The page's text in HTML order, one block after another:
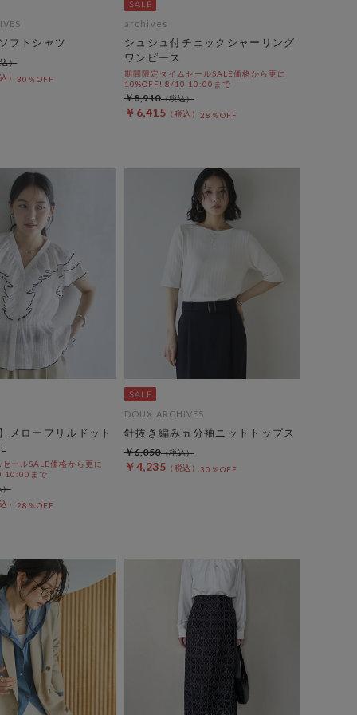
フトシャツ
30％OFF
archives
シュシュ付チェックシャーリング
ワンピース
期間限定タイムセールSALE価格から更に
10%OFF! 8/10 10:00まで
￥6,415 28％OFF
￥8,910
メローフリルドット
ールSALE価格から更に
10:00まで
28％OFF
DOUX ARCHIVES
針抜き編み五分袖ニットトップス
￥4,235 30％OFF
￥6,050